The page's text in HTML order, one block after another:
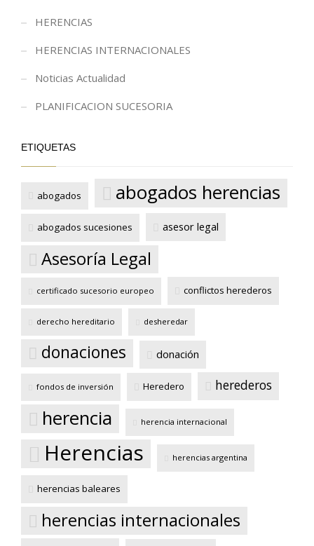
HERENCIAS
HERENCIAS INTERNACIONALES
Noticias Actualidad
PLANIFICACION SUCESORIA
ETIQUETAS
abogados abogados herencias
abogados sucesiones asesor legal
Asesoría Legal
certificado sucesorio europeo conflictos herederos
derecho hereditario desheredar
donaciones donación
fondos de inversión Heredero herederos
herencia herencia internacional
Herencias herencias argentina
herencias baleares
herencias internacionales